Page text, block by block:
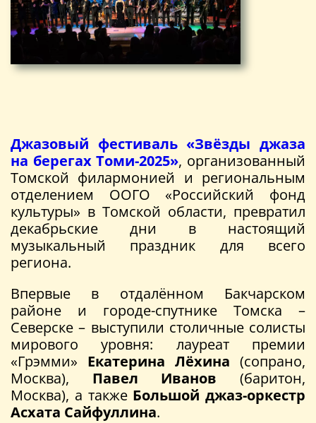
Джазовый фестиваль «Звёзды джаза
на берегах Томи-2025», организованный
Томской филармонией и региональным
отделением ООГО «Российский фонд
культуры» в Томской области, превратил
декабрьские дни в настоящий
музыкальный праздник для всего
региона.
Впервые в отдалённом Бакчарском
районе и городе-спутнике Томска –
Северске – выступили столичные солисты
мирового уровня: лауреат премии
«Грэмми» Екатерина Лёхина (сопрано,
Москва), Павел Иванов (баритон,
Москва), а также Большой джаз-оркестр
Асхата Сайфуллина.